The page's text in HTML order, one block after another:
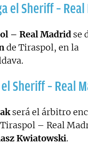
el Sheriff –
– Real Madrid se
de Tiraspol, en la
Sheriff – Real
será el árbitro
– Real
Kwiatowski.